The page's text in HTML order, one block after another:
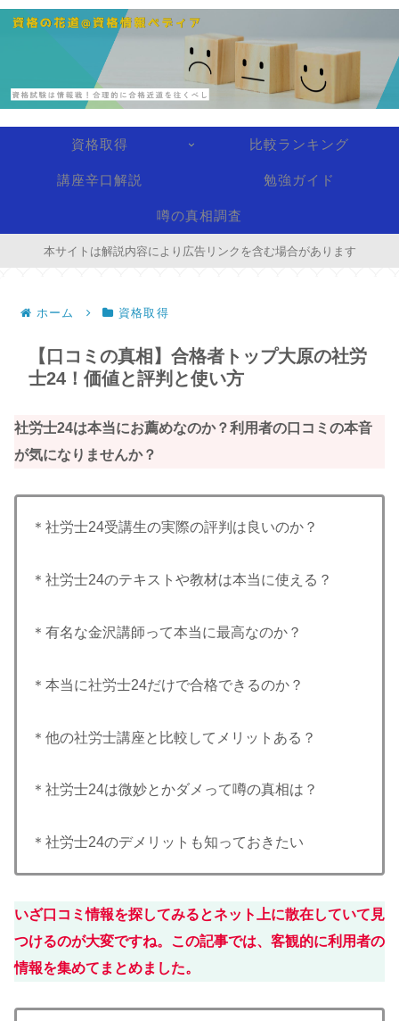
資格取得 比較ランキング
講座辛口解説 勉強ガイド
噂の真相調査
本サイトは解説内容により広告リンクを含む場合があります
ホーム 資格取得
【口コミの真相】合格者トップ大原の社労
士24！価値と評判と使い方
社労士24は本当にお薦めなのか？利用者の口コミの本音
が気になりませんか？
＊社労士24受講生の実際の評判は良いのか？
＊社労士24のテキストや教材は本当に使える？
＊有名な金沢講師って本当に最高なのか？
＊本当に社労士24だけで合格できるのか？
＊他の社労士講座と比較してメリットある？
＊社労士24は微妙とかダメって噂の真相は？
＊社労士24のデメリットも知っておきたい
いざ口コミ情報を探してみるとネット上に散在していて見
つけるのが大変ですね。この記事では、客観的に利用者の
情報を集めてまとめました。